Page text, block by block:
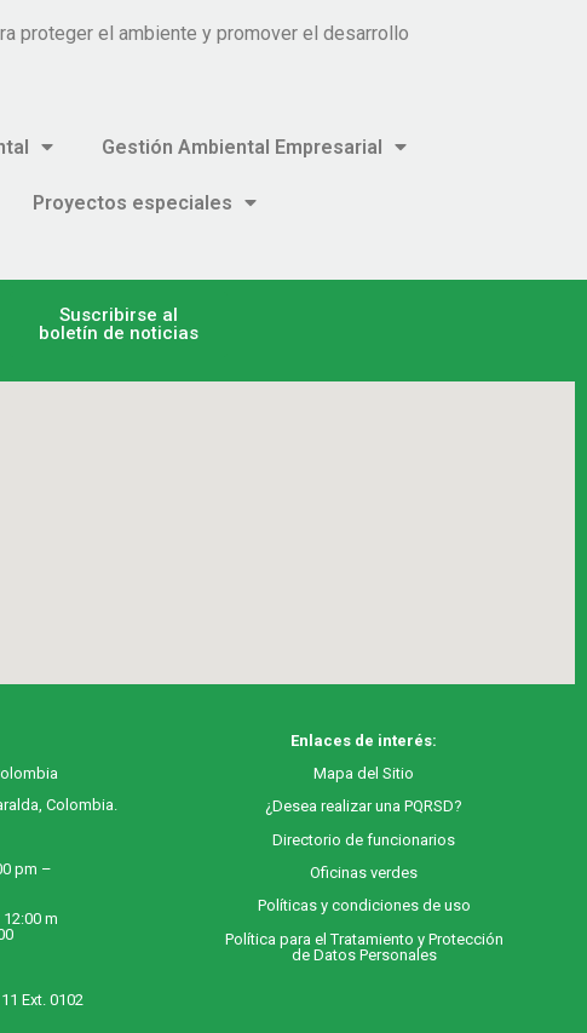
proteger el ambiente y promover el desarrollo
Gestión Ambiental Empresarial
Proyectos especiales
Suscribirse al
boletín de noticias
Colombia.
pm –
m
Ext. 0102
Enlaces de interés:
Mapa del Sitio
¿Desea realizar una PQRSD?
Directorio de funcionarios
Oficinas verdes
Políticas y condiciones de uso
Política para el Tratamiento y Protección
de Datos Personales